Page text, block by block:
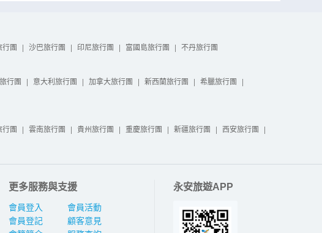
行團 | 沙巴旅行團 | 印尼旅行團 | 富國島旅行團 | 不丹旅行團
行團 | 意大利旅行團 | 加拿大旅行團 | 新西蘭旅行團 | 希臘旅行團 |
行團 | 雲南旅行團 | 貴州旅行團 | 重慶旅行團 | 新疆旅行團 | 西安旅行團 |
更多服務與支援
會員登入
會員登記
會員活動
顧客意見
永安旅遊APP